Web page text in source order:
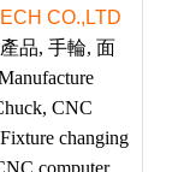
CO.,LTD
品, 手輪, 面
CNC
changing
computer